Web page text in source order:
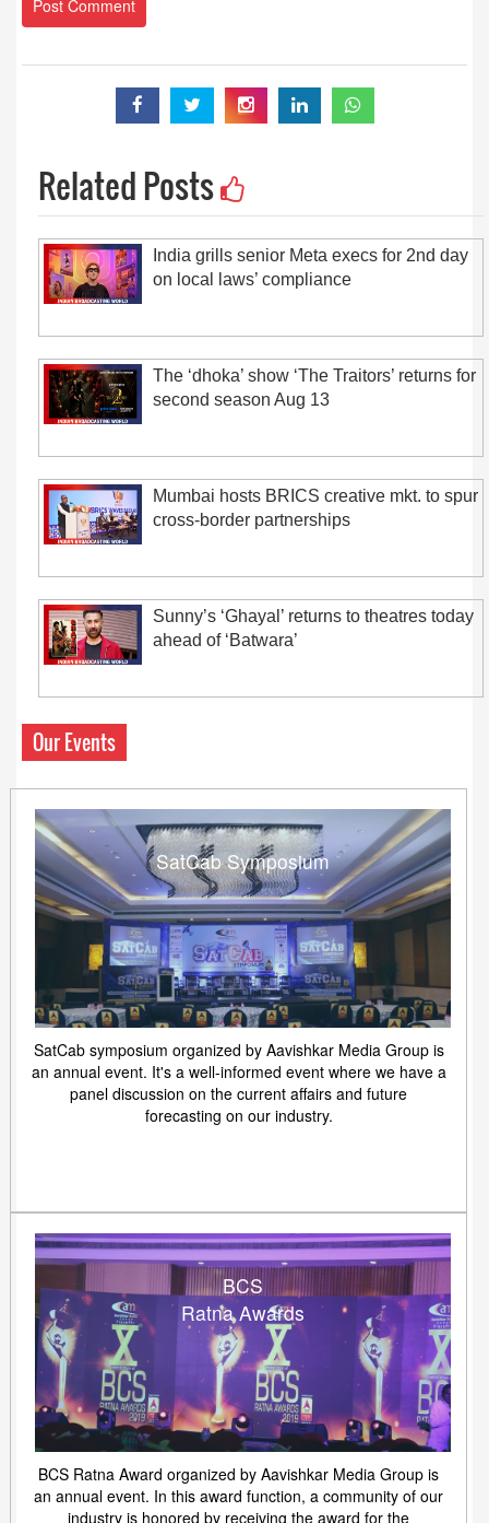
Related Posts
India grills senior Meta execs for 2nd day
on local laws’ compliance
The ‘dhoka’ show ‘The Traitors’ returns for
second season Aug 13
Mumbai hosts BRICS creative mkt. to spur
cross-border partnerships
Sunny’s ‘Ghayal’ returns to theatres today
ahead of ‘Batwara’
Our Events
SatCab Symposium
SatCab symposium organized by Aavishkar Media Group is
an annual event. It's a well-informed event where we have a
panel discussion on the current affairs and future
forecasting on our industry.
BCS
Ratna Awards
BCS Ratna Award organized by Aavishkar Media Group is
an annual event. In this award function, a community of our
industry is honored by receiving the award for the